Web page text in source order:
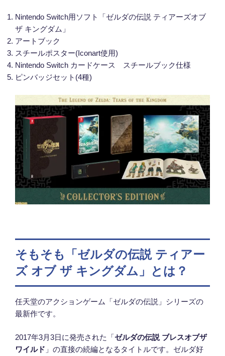
Nintendo Switch用ソフト「ゼルダの伝説 ティアーズオブ
ザ キングダム」
アートブック
スチールポスター(Iconart使用)
Nintendo Switch カードケース スチールブック仕様
ピンバッジセット(4種)
そもそも「ゼルダの伝説 ティアー
ズ オブ ザ キングダム」とは？
任天堂のアクションゲーム「ゼルダの伝説」シリーズの
最新作です。
2017年3月3日に発売された「ゼルダの伝説 ブレスオブザ
ワイルド 」の直接の続編となるタイトルです。ゼルダ好